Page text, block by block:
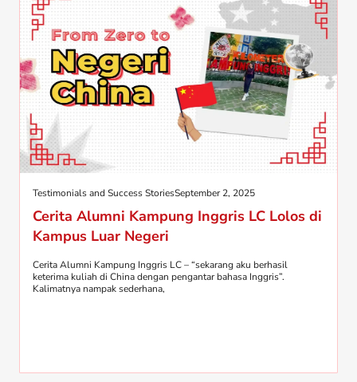
Testimonials and Success StoriesSeptember 2, 2025
Cerita Alumni Kampung Inggris LC Lolos di
Kampus Luar Negeri
Cerita Alumni Kampung Inggris LC – “sekarang aku berhasil
keterima kuliah di China dengan pengantar bahasa Inggris”.
Kalimatnya nampak sederhana,